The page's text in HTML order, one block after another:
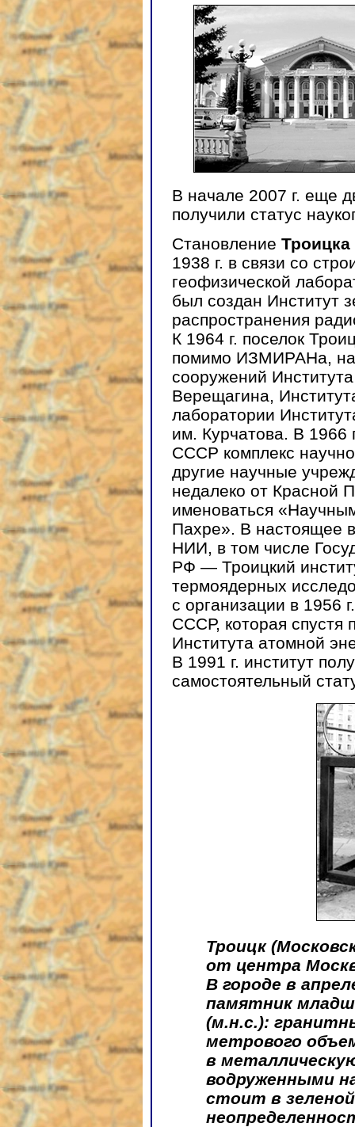
В начале 2007 г. еще
получили статус
Становление Троицка
1938 г. в связи со
геофизической
был создан Институт
распространения
К 1964 г. поселок
помимо ИЗМИРАНа,
сооружений
Верещагина,
лаборатории
им. Курчатова. В 1966
СССР комплекс
другие научные
недалеко от Красной
именоваться
Пахре». В настоящее
НИИ, в том числе
РФ — Троицкий
термоядерных
с организации в 1956
СССР, которая спустя
Института атомной
В 1991 г. институт
самостоятельный
Троицк
от центра
В городе в
памятник
(м.н.с.):
метрового
в
водруженными
стоит в